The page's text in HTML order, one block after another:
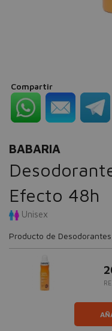
Compartir
BABARIA
Efecto 48h
Unisex
Producto de Desodorantes